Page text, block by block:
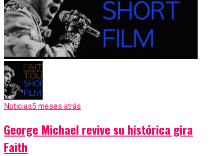
Noticias5 meses atrás
George Michael revive su histórica gira
Faith